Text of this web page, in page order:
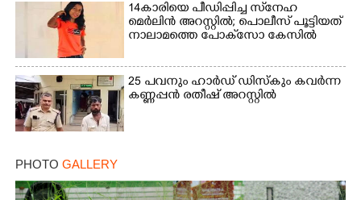
14കാരിയെ പീഡിപ്പിച്ച സ്‌നേഹ
മെർലിൻ അറസ്റ്റിൽ; പൊലീസ് പൂട്ടിയത്
നാലാമത്തെ പോക്‌സോ കേസിൽ
25 പവനും ഹാർഡ് ഡിസ്കും കവർന്ന
കണ്ണപ്പൻ രതീഷ് അറസ്റ്റിൽ
PHOTO GALLERY